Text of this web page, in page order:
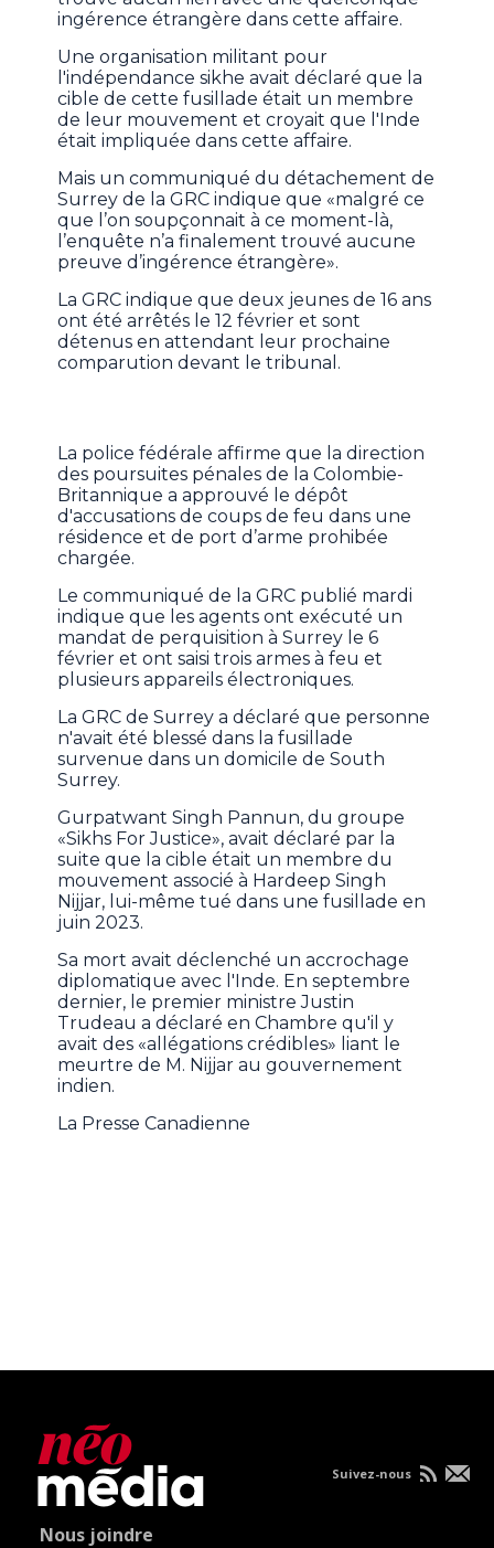
ingérence étrangère dans cette affaire.
Une organisation militant pour
l'indépendance sikhe avait déclaré que la
cible de cette fusillade était un membre
de leur mouvement et croyait que l'Inde
était impliquée dans cette affaire.
Mais un communiqué du détachement de
Surrey de la GRC indique que «malgré ce
que l’on soupçonnait à ce moment-là,
l’enquête n’a finalement trouvé aucune
preuve d’ingérence étrangère».
La GRC indique que deux jeunes de 16 ans
ont été arrêtés le 12 février et sont
détenus en attendant leur prochaine
comparution devant le tribunal.
La police fédérale affirme que la direction
des poursuites pénales de la Colombie-
Britannique a approuvé le dépôt
d'accusations de coups de feu dans une
résidence et de port d’arme prohibée
chargée.
Le communiqué de la GRC publié mardi
indique que les agents ont exécuté un
mandat de perquisition à Surrey le 6
février et ont saisi trois armes à feu et
plusieurs appareils électroniques.
La GRC de Surrey a déclaré que personne
n'avait été blessé dans la fusillade
survenue dans un domicile de South
Surrey.
Gurpatwant Singh Pannun, du groupe
«Sikhs For Justice», avait déclaré par la
suite que la cible était un membre du
mouvement associé à Hardeep Singh
Nijjar, lui-même tué dans une fusillade en
juin 2023.
Sa mort avait déclenché un accrochage
diplomatique avec l'Inde. En septembre
dernier, le premier ministre Justin
Trudeau a déclaré en Chambre qu'il y
avait des «allégations crédibles» liant le
meurtre de M. Nijjar au gouvernement
indien.
La Presse Canadienne
Nous joindre
Suivez-nous